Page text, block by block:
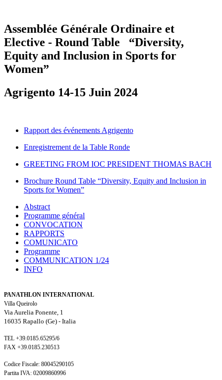
Assemblée Générale Ordinaire et
Elective - Round Table
“Diversity,
Equity and Inclusion in Sports for
Women”
Agrigento 14-15 Juin 2024
Rapport des événements Agrigento
Enregistrement de la Table Ronde
GREETING FROM IOC PRESIDENT THOMAS BACH
Brochure Round Table “Diversity, Equity and Inclusion in
Sports for Women”
Abstract
Programme général
CONVOCATION
RAPPORTS
COMUNICATO
Programme
COMMUNICATION 1/24
INFO
PANATHLON INTERNATIONAL
Villa Queirolo
Via Aurelia Ponente, 1
16035 Rapallo (Ge) - Italia
TEL +39.0185.65295/6
FAX +39.0185.230513
Codice Fiscale: 80045290105
Partita IVA: 02009860996